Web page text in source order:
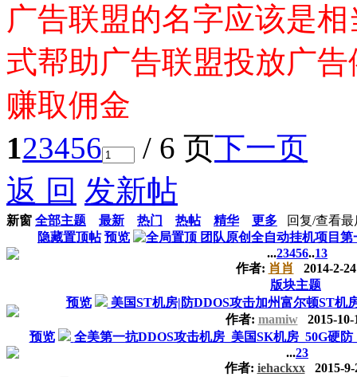
广告联盟的名字应该是
式帮助广告联盟投放广
赚取佣金
123456 / 6 页下一页
返 回 发新帖
新窗 全部主题 最新 热门 热帖 精华 更多 回复/查看最
隐藏置顶帖 预览
团队原创全自动挂机项目
...23456..13
作者: 肖肖 2014-2-24
版块主题
预览
美国ST机房|防DDOS攻击加州富尔顿ST机
作者: mamiw2015-10-
预览
全美第一抗DDOS攻击机房_美国SK机房_50G硬
...23
作者: iehackxx2015-9-